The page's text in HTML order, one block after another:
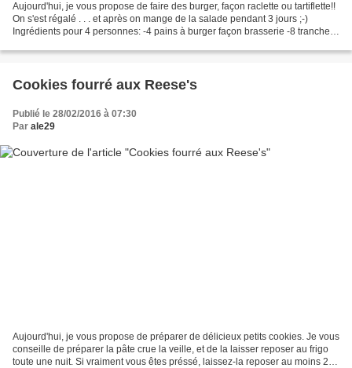
Aujourd'hui, je vous propose de faire des burger, façon raclette ou tartiflette!!
On s'est régalé . . . et après on mange de la salade pendant 3 jours ;-)
Ingrédients pour 4 personnes: -4 pains à burger façon brasserie -8 tranches
Cookies fourré aux Reese's
Publié le 28/02/2016 à 07:30
Par ale29
Aujourd'hui, je vous propose de préparer de délicieux petits cookies. Je vous
conseille de préparer la pâte crue la veille, et de la laisser reposer au frigo
toute une nuit. Si vraiment vous êtes préssé, laissez-la reposer au moins 2h